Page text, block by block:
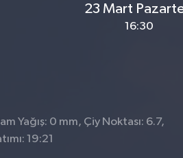
23 Mart
16:30
Yağış: 0 mm, Çiy Noktası: 6.7,
19:21